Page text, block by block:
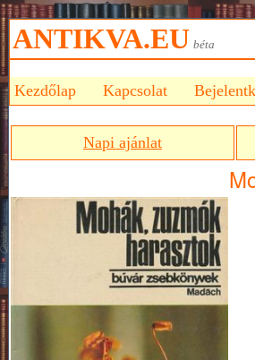
ANTIKVA.EU béta
Kezdőlap Kapcsolat
Napi ajánlat